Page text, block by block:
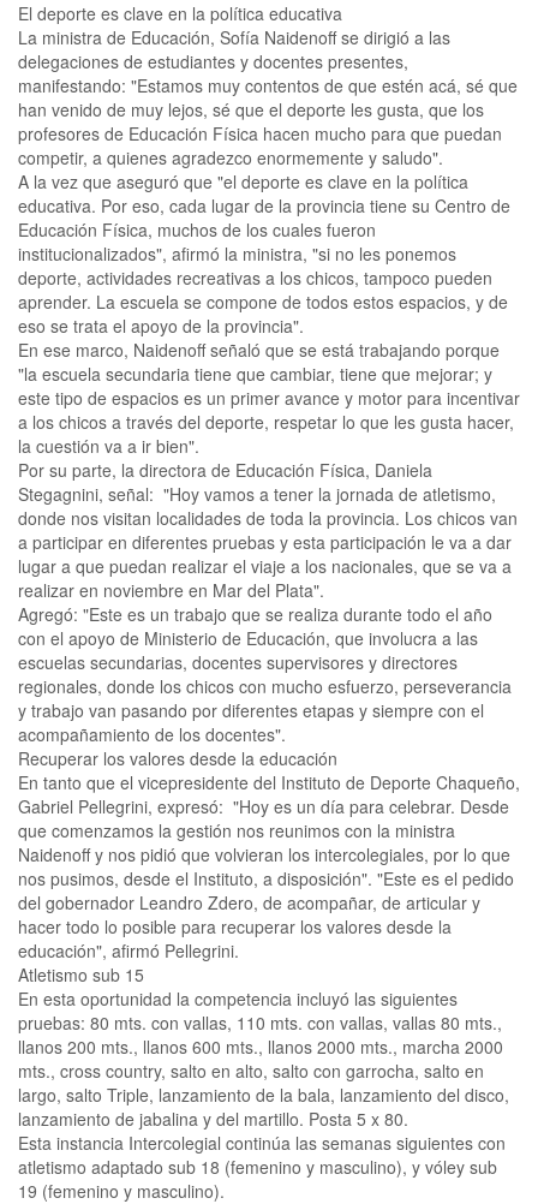
El deporte es clave en la política educativa
La ministra de Educación, Sofía Naidenoff se dirigió a las
delegaciones de estudiantes y docentes presentes,
manifestando: "Estamos muy contentos de que estén acá, sé que
han venido de muy lejos, sé que el deporte les gusta, que los
profesores de Educación Física hacen mucho para que puedan
competir, a quienes agradezco enormemente y saludo".
A la vez que aseguró que "el deporte es clave en la política
educativa. Por eso, cada lugar de la provincia tiene su Centro de
Educación Física, muchos de los cuales fueron
institucionalizados", afirmó la ministra, "si no les ponemos
deporte, actividades recreativas a los chicos, tampoco pueden
aprender. La escuela se compone de todos estos espacios, y de
eso se trata el apoyo de la provincia".
En ese marco, Naidenoff señaló que se está trabajando porque
"la escuela secundaria tiene que cambiar, tiene que mejorar; y
este tipo de espacios es un primer avance y motor para incentivar
a los chicos a través del deporte, respetar lo que les gusta hacer,
la cuestión va a ir bien".
Por su parte, la directora de Educación Física, Daniela
Stegagnini, señal: "Hoy vamos a tener la jornada de atletismo,
donde nos visitan localidades de toda la provincia. Los chicos van
a participar en diferentes pruebas y esta participación le va a dar
lugar a que puedan realizar el viaje a los nacionales, que se va a
realizar en noviembre en Mar del Plata".
Agregó: "Este es un trabajo que se realiza durante todo el año
con el apoyo de Ministerio de Educación, que involucra a las
escuelas secundarias, docentes supervisores y directores
regionales, donde los chicos con mucho esfuerzo, perseverancia
y trabajo van pasando por diferentes etapas y siempre con el
acompañamiento de los docentes".
Recuperar los valores desde la educación
En tanto que el vicepresidente del Instituto de Deporte Chaqueño,
Gabriel Pellegrini, expresó: "Hoy es un día para celebrar. Desde
que comenzamos la gestión nos reunimos con la ministra
Naidenoff y nos pidió que volvieran los intercolegiales, por lo que
nos pusimos, desde el Instituto, a disposición". "Este es el pedido
del gobernador Leandro Zdero, de acompañar, de articular y
hacer todo lo posible para recuperar los valores desde la
educación", afirmó Pellegrini.
Atletismo sub 15
En esta oportunidad la competencia incluyó las siguientes
pruebas: 80 mts. con vallas, 110 mts. con vallas, vallas 80 mts.,
llanos 200 mts., llanos 600 mts., llanos 2000 mts., marcha 2000
mts., cross country, salto en alto, salto con garrocha, salto en
largo, salto Triple, lanzamiento de la bala, lanzamiento del disco,
lanzamiento de jabalina y del martillo. Posta 5 x 80.
Esta instancia Intercolegial continúa las semanas siguientes con
atletismo adaptado sub 18 (femenino y masculino), y vóley sub
19 (femenino y masculino).